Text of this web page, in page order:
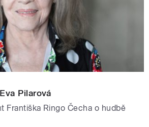
Pilarová
Františka Ringo Čecha o hudbě